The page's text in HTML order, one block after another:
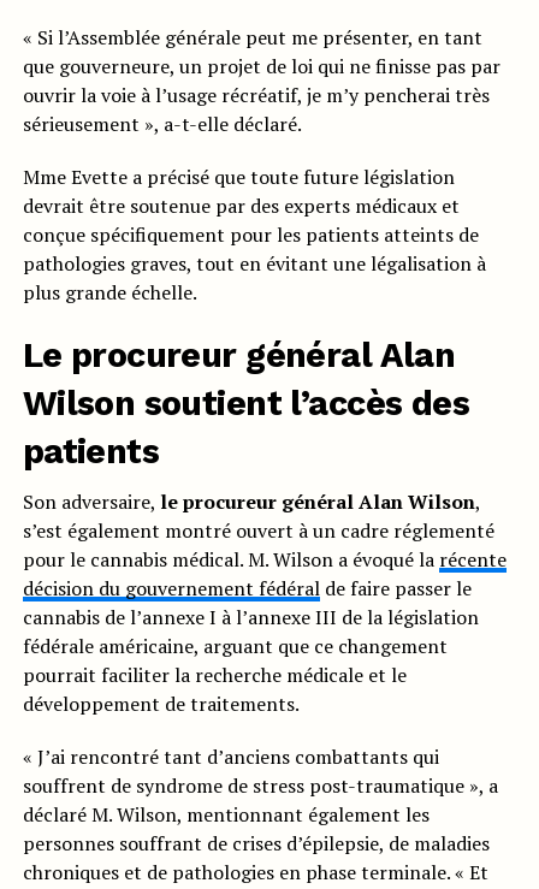
« Si l’Assemblée générale peut me présenter, en tant
que gouverneure, un projet de loi qui ne finisse pas par
ouvrir la voie à l’usage récréatif, je m’y pencherai très
sérieusement », a-t-elle déclaré.
Mme Evette a précisé que toute future législation
devrait être soutenue par des experts médicaux et
conçue spécifiquement pour les patients atteints de
pathologies graves, tout en évitant une légalisation à
plus grande échelle.
Le procureur général Alan
Wilson soutient l’accès des
patients
Son adversaire, le procureur général Alan Wilson,
s’est également montré ouvert à un cadre réglementé
pour le cannabis médical. M. Wilson a évoqué la récente
décision du gouvernement fédéralde faire passer le
cannabis de l’annexe I à l’annexe III de la législation
fédérale américaine, arguant que ce changement
pourrait faciliter la recherche médicale et le
développement de traitements.
« J’ai rencontré tant d’anciens combattants qui
souffrent de syndrome de stress post-traumatique », a
déclaré M. Wilson, mentionnant également les
personnes souffrant de crises d’épilepsie, de maladies
chroniques et de pathologies en phase terminale. « Et